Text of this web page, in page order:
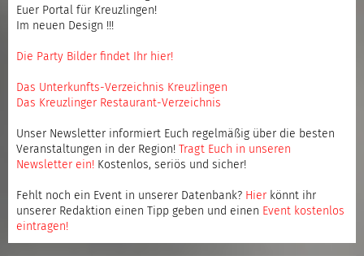
Euer Portal für Kreuzlingen!
Im neuen Design !!!
Die Party Bilder findet Ihr hier!
Das Unterkunfts-Verzeichnis Kreuzlingen
Das Kreuzlinger Restaurant-Verzeichnis
Unser Newsletter informiert Euch regelmäßig über die besten
Veranstaltungen in der Region!
Tragt Euch in unseren
Newsletter ein! Kostenlos, seriös und sicher!
Fehlt noch ein Event in unserer Datenbank? Hier könnt ihr
unserer Redaktion einen Tipp geben und einen Event kostenlos
eintragen!